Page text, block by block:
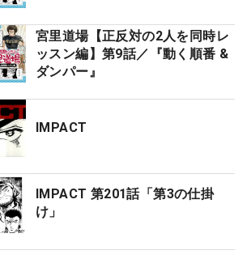
宮里道場【正反対の2人を同時レ
ッスン編】第9話／『動く順番 &
ダンパー』
IMPACT
IMPACT 第201話「第3の仕掛
け」